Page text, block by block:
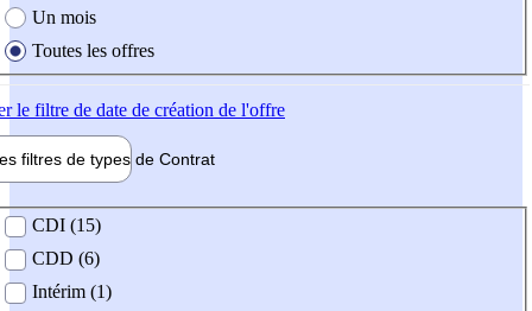
Un mois
Toutes les offres
le filtre de date de création de l'offre
filtres de types de Contrat
contrat
CDI (15)
CDD (6)
Intérim (1)